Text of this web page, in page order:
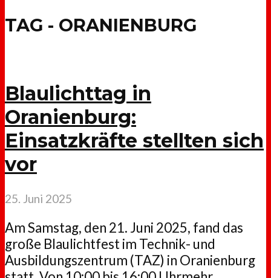
TAG - ORANIENBURG
Blaulichttag in
Oranienburg:
Einsatzkräfte stellten sich
vor
25. Juni 2025
Am Samstag, den 21. Juni 2025, fand das
große Blaulichtfest im Technik- und
Ausbildungszentrum (TAZ) in Oranienburg